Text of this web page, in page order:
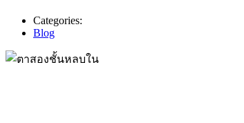
Categories:
Blog